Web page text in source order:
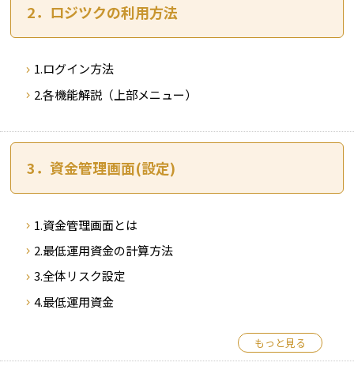
2．ロジツクの利用方法
1.ログイン方法
2.各機能解説（上部メニュー）
3．資金管理画面(設定)
1.資金管理画面とは
2.最低運用資金の計算方法
3.全体リスク設定
4.最低運用資金
もっと見る